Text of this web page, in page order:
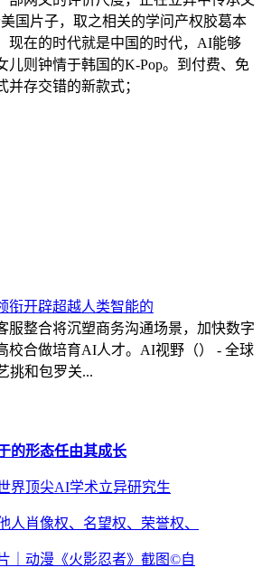
国片子，取之相关的学问产权胶葛本
现在的时代就是中国的时代，AI能够
儿则钟情于韩国的K-Pop。到付费、免
并存交错的新款式；
衔开辟超越人类智能的
服整合将沉塑商务沟通场景，加快数字
校合做培育AI人才。AI视野（） - 全球
挑和包罗关...
的形态任由其成长
界顶尖AI学术立异研究生
人肖像权、名望权、荣誉权、
｜动漫《火影忍者》截图©自